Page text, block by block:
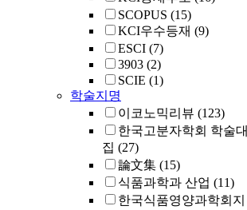
SCOPUS (15)
KCI우수등재 (9)
ESCI (7)
3903 (2)
SCIE (1)
학술지명
이코노믹리뷰 (123)
한국고분자학회 학술
집 (27)
論文集 (15)
식품과학과 산업 (11)
한국식품영양과학회지